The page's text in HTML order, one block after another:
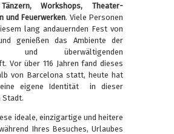
Workshops, Theater-
und Feuerwerken. Viele Personen
lang andauernden Fest von
genießen das Ambiente der
und überwältigenden
Vor über 116 Jahren fand dieses
von Barcelona statt, heute hat
eigene Identität in dieser
Stadt.
ideale, einzigartige und heitere
Ihres Besuches, Urlaubes